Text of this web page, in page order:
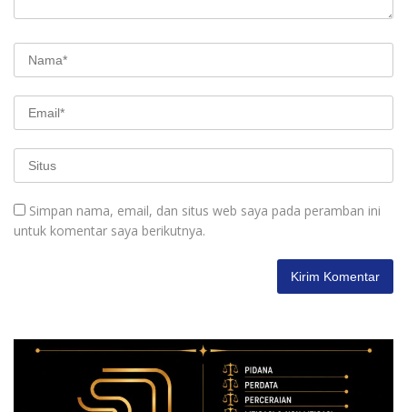
Simpan nama, email, dan situs web saya pada peramban ini
untuk komentar saya berikutnya.